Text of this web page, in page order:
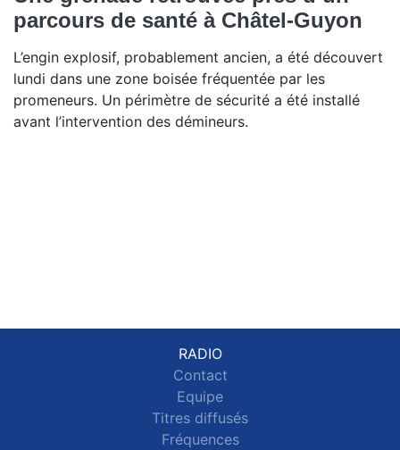
parcours de santé à Châtel-Guyon
L’engin explosif, probablement ancien, a été découvert
lundi dans une zone boisée fréquentée par les
promeneurs. Un périmètre de sécurité a été installé
avant l’intervention des démineurs.
RADIO
Contact
Equipe
Titres diffusés
Fréquences